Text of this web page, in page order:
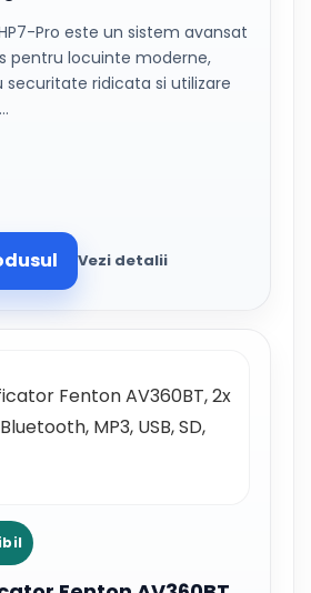
Pro este un sistem avansat
pentru locuinte moderne,
ridicata si utilizare
Vezi detalii